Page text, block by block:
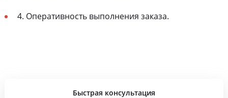
4. Оперативность выполнения заказа.
Быстрая консультация